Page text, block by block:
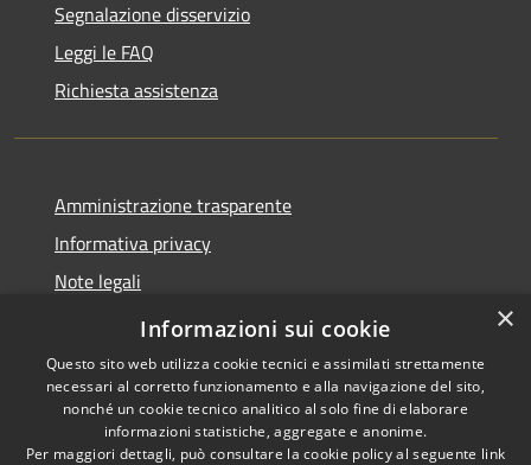
Segnalazione disservizio
Leggi le FAQ
Richiesta assistenza
Amministrazione trasparente
Informativa privacy
Note legali
Dichiarazione di accessibilità
Copyright © 2026 • Comune di
×
Informazioni sui cookie
Questo sito web utilizza cookie tecnici e assimilati strettamente
necessari al corretto funzionamento e alla navigazione del sito,
nonché un cookie tecnico analitico al solo fine di elaborare
informazioni statistiche, aggregate e anonime.
Per maggiori dettagli, può consultare la cookie policy al seguente link